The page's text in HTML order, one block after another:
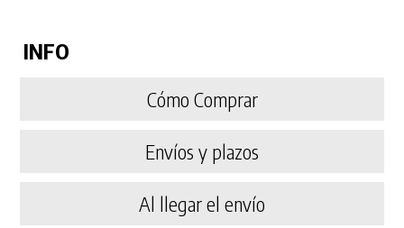
INFO
Cómo Comprar
Envíos y plazos
Al llegar el envío